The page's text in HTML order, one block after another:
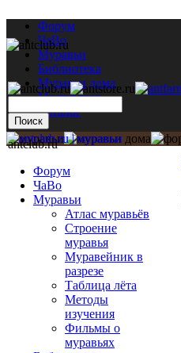
Форум
ЧаВо
Муравьи
Библиотека
Муравьи дома
Мастерская
Каталог
antclub.ru
Форум
ЧаВо
Муравьи
Атлас муравьёв
Строение
муравья
Муравейник в
разрезе
Таблица лёта
Методы
изучения
Фильмы о
муравьях